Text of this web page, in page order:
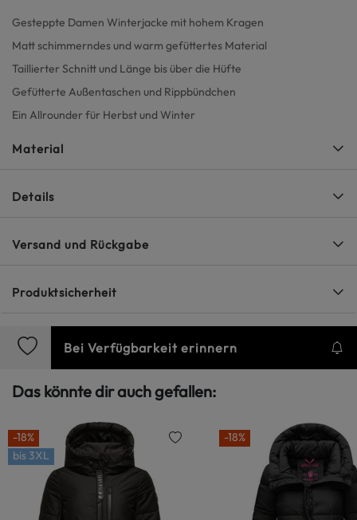
Gesteppte Damen Winterjacke mit hohem Kragen
Matt schimmerndes und warm gefüttertes Material
Taillierter Schnitt und Länge bis über die Hüfte
Gefütterte Außentaschen und Rippbündchen
Ein Allrounder für Herbst und Winter
Material
Details
Versand und Rückgabe
Produktsicherheit
Bei Verfügbarkeit erinnern
Das könnte dir auch gefallen:
-18%
bis 3XL
-18%